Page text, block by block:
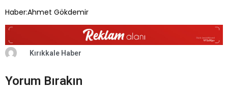
Haber:Ahmet Gökdemir
Kırıkkale Haber
Yorum Bırakın